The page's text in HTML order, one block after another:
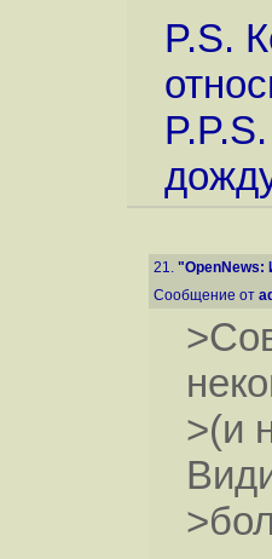
P.S.
21. "OpenNews:
Сообщение от
>(и